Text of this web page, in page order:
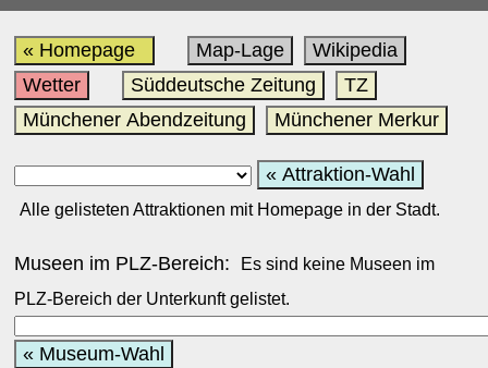
« Homepage Map-Lage
Wikipedia
Wetter
Süddeutsche Zeitung
TZ
Münchener Abendzeitung
Münchener Merkur
« Attraktion-Wahl
Alle gelisteten Attraktionen mit Homepage in der Stadt.
Museen im PLZ-Bereich: Es sind keine Museen im
PLZ-Bereich der Unterkunft gelistet.
« Museum-Wahl